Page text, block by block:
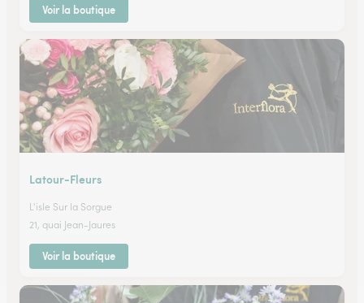
Voir la boutique
Latour-Fleurs
L'isle Sur la Sorgue
21, quai Jean-Jaures
Voir la boutique